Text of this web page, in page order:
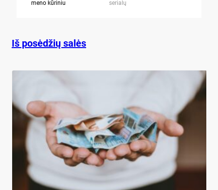
meno kūriniu
serialų
Iš posėdžių salės